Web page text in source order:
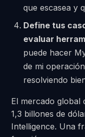
que escasea y
Define tus
evaluar
puede hacer
de mi
resolviendo
El mercado global
1,3 billones de
Intelligence. Una